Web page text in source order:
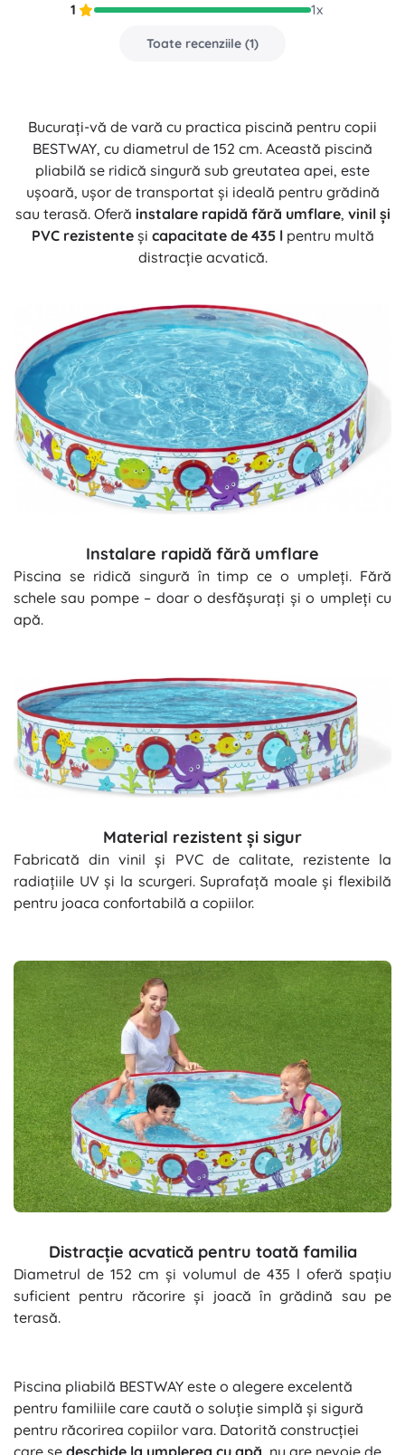
1
1x
Toate recenziile (1)
Bucurați-vă de vară cu practica piscină pentru copii
BESTWAY, cu diametrul de 152 cm. Această piscină
pliabilă se ridică singură sub greutatea apei, este
ușoară, ușor de transportat și ideală pentru grădină
sau terasă. Oferă instalare rapidă fără umflare, vinil și
PVC rezistenteși capacitate de 435 lpentru multă
distracție acvatică.
Instalare rapidă fără umflare
Piscina se ridică singură în timp ce o umpleți. Fără
schele sau pompe – doar o desfășurați și o umpleți cu
apă.
Material rezistent și sigur
Fabricată din vinil și PVC de calitate, rezistente la
radiațiile UV și la scurgeri. Suprafață moale și flexibilă
pentru joaca confortabilă a copiilor.
Distracție acvatică pentru toată familia
Diametrul de 152 cm și volumul de 435 l oferă spațiu
suficient pentru răcorire și joacă în grădină sau pe
terasă.
Piscina pliabilă BESTWAY este o alegere excelentă
pentru familiile care caută o soluție simplă și sigură
pentru răcorirea copiilor vara. Datorită construcției